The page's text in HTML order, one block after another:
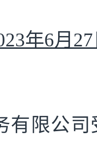
年6月
有限公司